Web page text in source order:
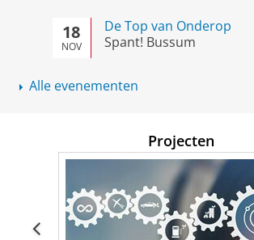
18
NOV
De Top van Onderop
Spant! Bussum
Alle evenementen
Projecten